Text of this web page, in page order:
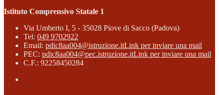
Istituto Comprensivo Statale 1
Via Umberto I, 5 - 35028 Piove di Sacco (Padova)
Tel: 049 9702922
Email: pdic8aa004@istruzione.itLink per inviare una mail
PEC: pdic8aa004@pec.istruzione.itLink per inviare una mail
C.F.: 92258450284